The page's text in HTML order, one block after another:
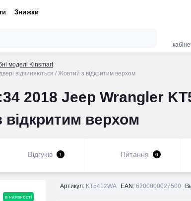
Знижки
моделі Kinsmart
відчиняються / Жовтий з відкритим верхом
2018 Jeep Wrangler
верхом
Відгуків 1 Питання 0
в наявності
Артикул: KT5412WA EAN: 6200000027500